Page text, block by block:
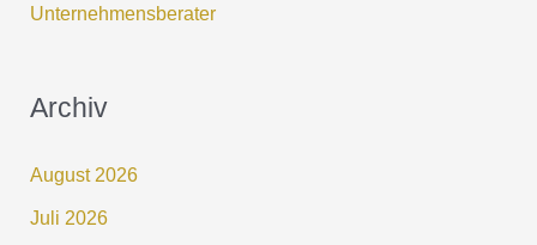
Unternehmensberater
Archiv
August 2026
Juli 2026